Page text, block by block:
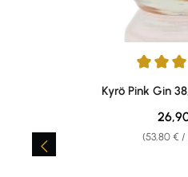
Durchschnittliche
Kyrö Pink Gin
(53,80 € /